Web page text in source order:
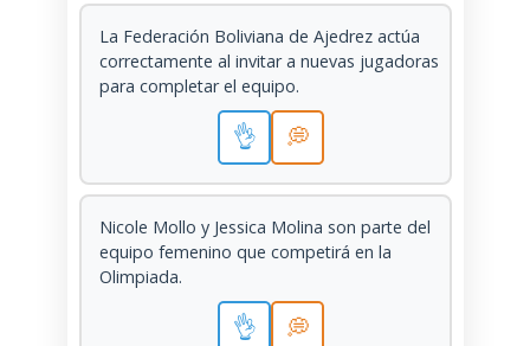
La Federación Boliviana de Ajedrez actúa
correctamente al invitar a nuevas jugadoras
para completar el equipo.
👌 💭
Nicole Mollo y Jessica Molina son parte del
equipo femenino que competirá en la
Olimpiada.
👌 💭